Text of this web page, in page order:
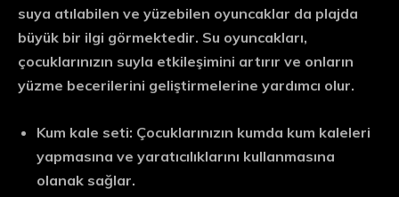
suya atılabilen ve yüzebilen oyuncaklar da plajda
büyük bir ilgi görmektedir. Su oyuncakları,
çocuklarınızın suyla etkileşimini artırır ve onların
yüzme becerilerini geliştirmelerine yardımcı olur.
Kum kale seti: Çocuklarınızın kumda kum kaleleri
yapmasına ve yaratıcılıklarını kullanmasına
olanak sağlar.